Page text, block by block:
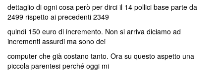
dettaglio di ogni cosa però per dirci il 14 pollici base parte da
2499 rispetto ai precedenti 2349
quindi 150 euro di incremento. Non si arriva diciamo ad
incrementi assurdi ma sono dei
computer che già costano tanto. Ora su questo aspetto una
piccola parentesi perché oggi mi